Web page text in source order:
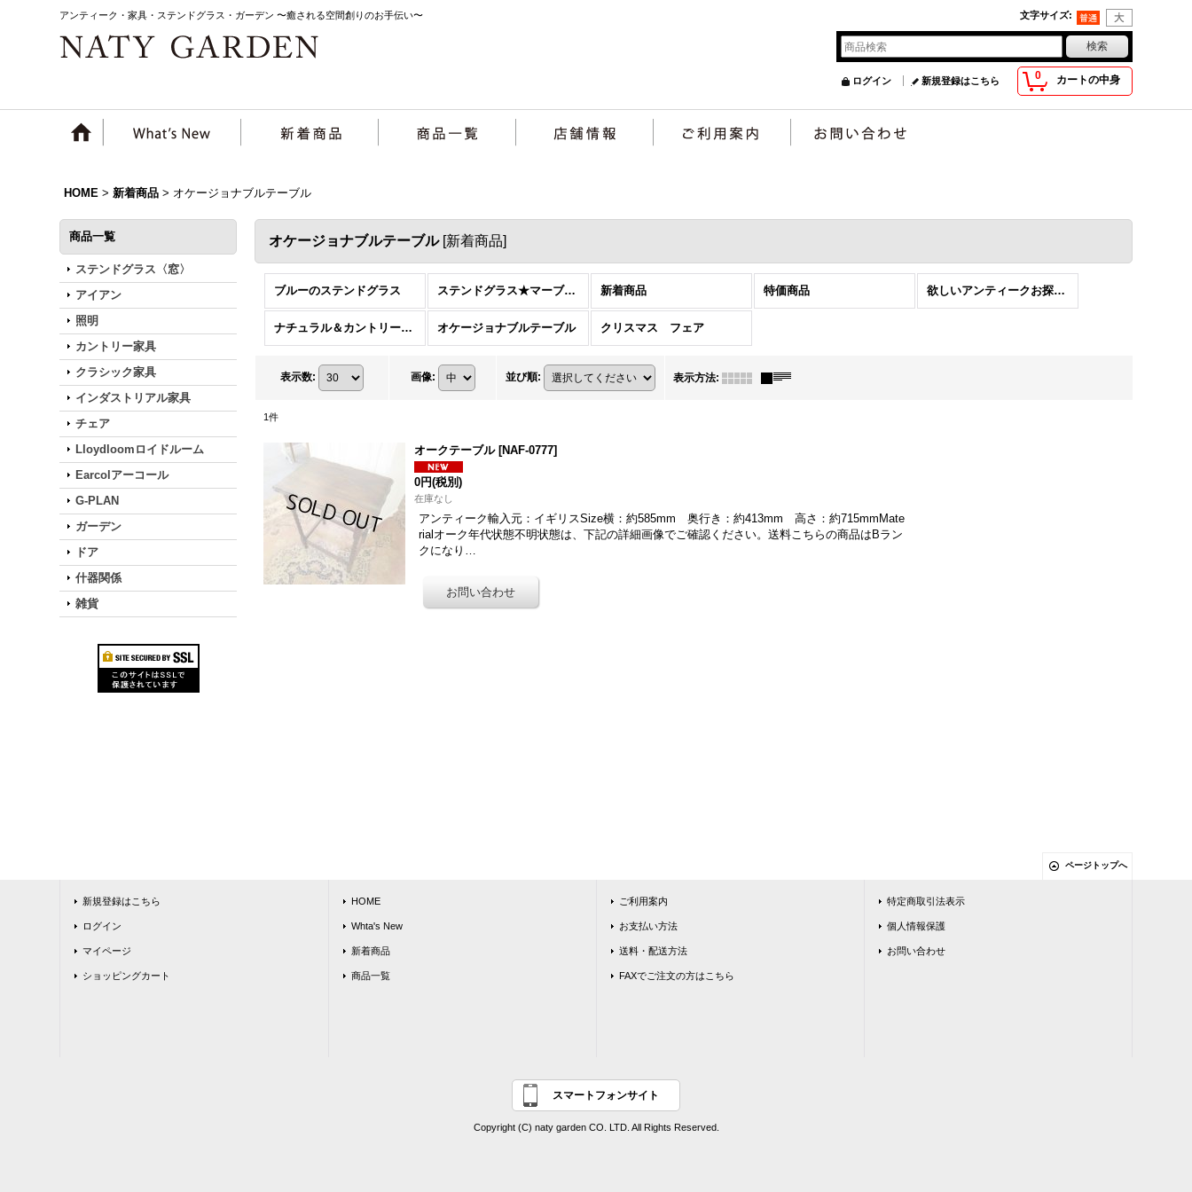
アンティーク・家具・ステンドグラス・ガーデン 〜癒される空間創りのお手伝い〜 文字サイズ:
0 カートの中身
ログイン 新規登録はこちら
HOME > 新着商品 > オケージョナブルテーブル
商品一覧
ステンドグラス〈窓〉
アイアン
照明
カントリー家具
クラシック家具
インダストリアル家具
チェア
Lloydloomロイドルーム
Earcolアーコール
G-PLAN
ガーデン
ドア
什器関係
雑貨
オケージョナブルテーブル [新着商品]
ブルーのステンドグラス ステンドグラス★マーブル特集 新着商品 特価商品 欲しいアンティークお探しします
ナチュラル＆カントリースタイル特集 オケージョナブルテーブル クリスマス フェア
表示数: 画像: 並び順: 表示方法:
1件
オークテーブル [NAF-0777]
0円(税別)
在庫なし
アンティーク輸入元：イギリスSize横：約585mm 奥行き：約413mm 高さ：約715mmMate
rialオーク年代状態不明状態は、下記の詳細画像でご確認ください。送料こちらの商品はBラン
クになり…
ページトップへ
新規登録はこちら
ログイン
マイページ
ショッピングカート
HOME
Whta's New
新着商品
商品一覧
ご利用案内
お支払い方法
送料・配送方法
FAXでご注文の方はこちら
特定商取引法表示
個人情報保護
お問い合わせ
スマートフォンサイト
Copyright (C) naty garden CO. LTD. All Rights Reserved.